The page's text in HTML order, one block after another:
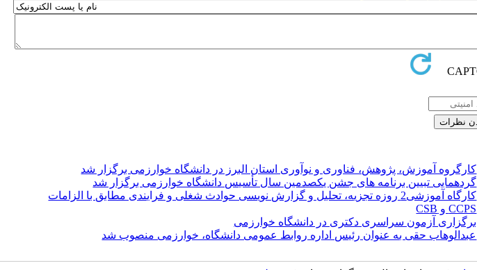
کارگروه آموزش، پژوهش، فناوری و نوآوری استان البرز در دانشگاه خوارزمی برگزار شد
گردهمایی تبیین برنامه های جشن یکصدمین سال تأسیس دانشگاه خوارزمی برگزار شد
کارگاه آموزشی2 روزه تجزیه، تحلیل و گزارش نویسی حوادث شغلی و فرایندی مطابق با الزامات
CCPS و CSB
برگزاری آزمون سراسری دکتری در دانشگاه خوارزمی
عبدالوهاب حقی به عنوان رئیس اداره روابط عمومی دانشگاه، خوارزمی منصوب شد